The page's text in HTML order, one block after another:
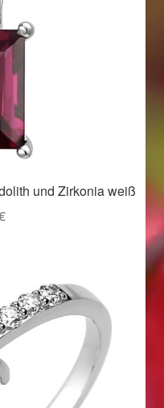
und Zirkonia weiß